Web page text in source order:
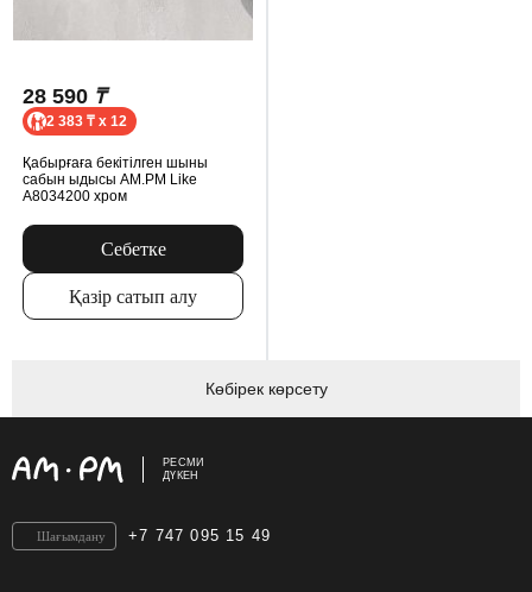
28 590 ₸
2 383 ₸ x 12
Қабырғаға бекітілген шыны
сабын ыдысы AM.PM Like
A8034200 хром
Себетке
Қазір сатып алу
Көбірек көрсету
РЕСМИ
ДҮКЕН
+7 747 095 15 49
Шағымдану